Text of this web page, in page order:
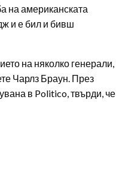
на американската
и е бил и бивш
на няколко генерали,
Чарлз Браун. През
в Politico, твърди, че